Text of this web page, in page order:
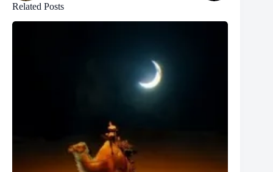
Related Posts